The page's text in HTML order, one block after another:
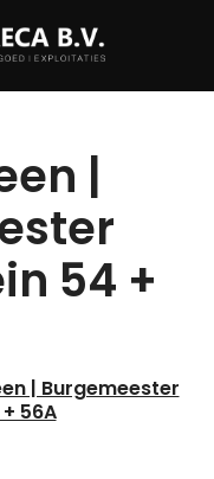
|
54 +
| Burgemeester
56A